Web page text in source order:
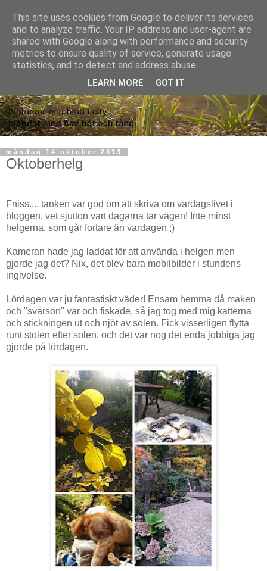
måndag 14 oktober 2013
Oktoberhelg
Fniss.... tanken var god om att skriva om vardagslivet i
bloggen, vet sjutton vart dagarna tar vägen! Inte minst
helgerna, som går fortare än vardagen ;)
Kameran hade jag laddat för att använda i helgen men
gjorde jag det? Nix, det blev bara mobilbilder i stundens
ingivelse.
Lördagen var ju fantastiskt väder! Ensam hemma då maken
och "svärson" var och fiskade, så jag tog med mig katterna
och stickningen ut och njöt av solen. Fick visserligen flytta
runt stolen efter solen, och det var nog det enda jobbiga jag
gjorde på lördagen.
This site uses cookies from Google to deliver its services
and to analyze traffic. Your IP address and user-agent are
shared with Google along with performance and security
metrics to ensure quality of service, generate usage
statistics, and to detect and address abuse.
LEARN MORE GOT IT